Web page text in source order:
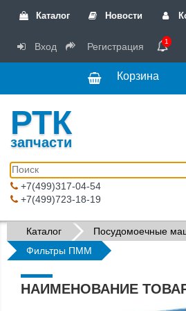
Каталог Новости
Вход Регистрация 1
Корзина
РТК
запчасти
+7(499)317-04-54
+7(499)723-18-19
Каталог
Посудомоечные
Фильтры ПММ
НАИМЕНОВАНИЕ